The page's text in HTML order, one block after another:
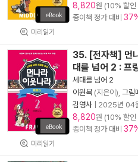
미리읽기
8,820원 (10% 할
종이책 정가 대비
미리읽기
35. [전자책] 먼
대를 넘어 2 : 프
세대를 넘어 2
이원복 (지은이), 그림
김영사
2025년 04
8,820원 (10% 할
종이책 정가 대비